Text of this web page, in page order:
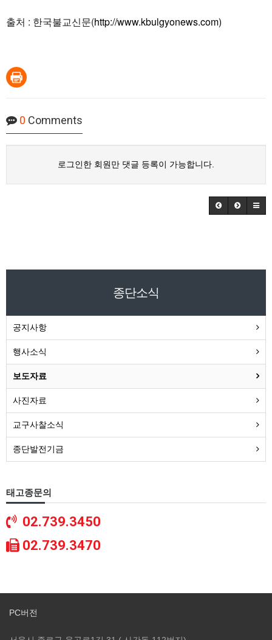
출처 : 한국불교신문(http://www.kbulgyonews.com)
0 Comments
로그인한 회원만 댓글 등록이 가능합니다.
종단소식
공지사항
행사소식
보도자료
사진자료
교구사찰소식
종단발전기금
태고종문의
02.739.3450
02.739.3470
PC버전